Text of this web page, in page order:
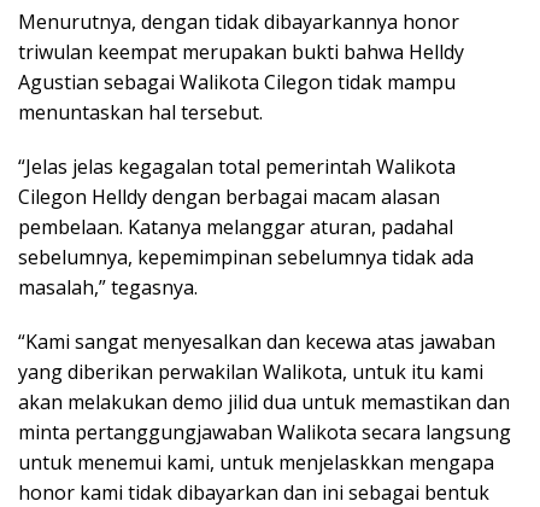
Menurutnya, dengan tidak dibayarkannya honor
triwulan keempat merupakan bukti bahwa Helldy
Agustian sebagai Walikota Cilegon tidak mampu
menuntaskan hal tersebut.
“Jelas jelas kegagalan total pemerintah Walikota
Cilegon Helldy dengan berbagai macam alasan
pembelaan. Katanya melanggar aturan, padahal
sebelumnya, kepemimpinan sebelumnya tidak ada
masalah,” tegasnya.
“Kami sangat menyesalkan dan kecewa atas jawaban
yang diberikan perwakilan Walikota, untuk itu kami
akan melakukan demo jilid dua untuk memastikan dan
minta pertanggungjawaban Walikota secara langsung
untuk menemui kami, untuk menjelaskkan mengapa
honor kami tidak dibayarkan dan ini sebagai bentuk